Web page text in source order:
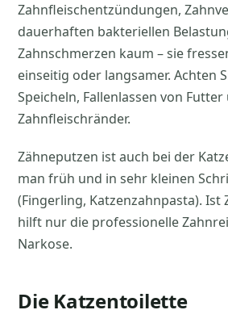
Zahnfleischentzündungen,
dauerhaften bakteriellen
Zahnschmerzen kaum – sie
einseitig oder langsamer. Achten
Speicheln, Fallenlassen von
Zahnfleischränder.
Zähneputzen ist auch bei der
man früh und in sehr kleinen
(Fingerling, Katzenzahnpasta). Ist
hilft nur die professionelle
Narkose.
Die Katzentoilette